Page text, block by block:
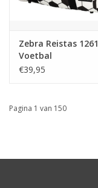
Zebra Reistas 1261
Voetbal
€39,95
Pagina 1 van 150